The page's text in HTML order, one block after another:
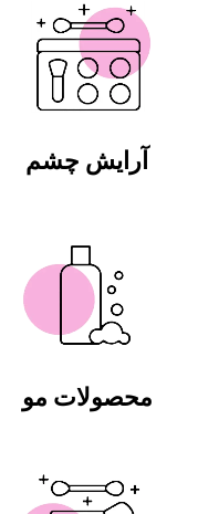
آرایش چشم
محصولات مو